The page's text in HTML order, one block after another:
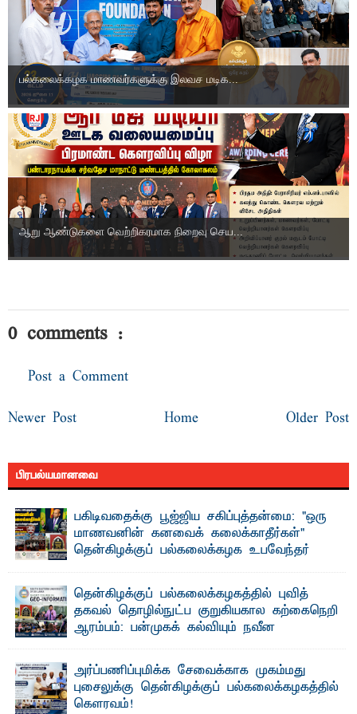
பல்கலைக்கழக மாணவர்களுக்கு இலவச மடிக...
ஆறு ஆண்டுகளை வெற்றிகரமாக நிறைவு செய...
0 comments :
Post a Comment
Newer Post Older Post
Home
பிரபல்யமானவை
பகிடிவதைக்கு பூஜ்ஜிய சகிப்புத்தன்மை: "ஒரு
மாணவனின் கனவைக் கலைக்காதீர்கள்" –
தென்கிழக்குப் பல்கலைக்கழக உபவேந்தர்
"ஒ ரு மாணவனின் அல்லது மாணவியின் கனவு என்னால்
கலைக்கப்படாது" என்ற உறுதியை ஒவ்வொரு மாணவரும் ...
தென்கிழக்குப் பல்கலைக்கழகத்தில் புவித்
தகவல் தொழில்நுட்ப குறுகியகால கற்கைநெறி
ஆரம்பம்: பன்முகக் கல்வியும் நவீன
பேராசிரியர் எம். எம். பாஸில்
தெ ன்கிழக்குப் பல்கலைக்கழகத்தின் கலை மற்றும் கலாசார
பீடத்தின் புவியியல் துறையினால் ...
அர்ப்பணிப்புமிக்க சேவைக்காக முகம்மது
புசைலுக்கு தென்கிழக்குப் பல்கலைக்கழகத்தில்
கௌரவம்!